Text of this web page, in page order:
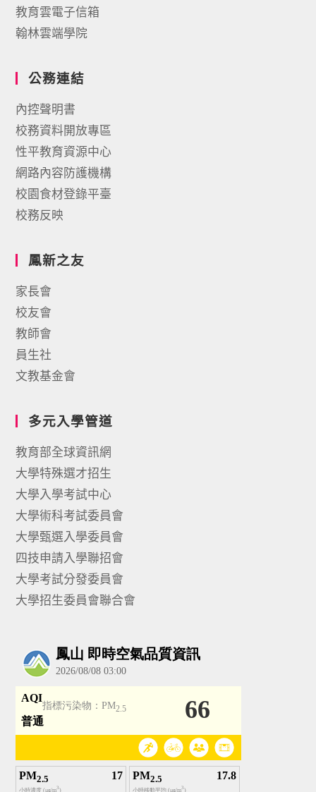
教育雲電子信箱
翰林雲端學院
公務連結
內控聲明書
校務資料開放專區
性平教育資源中心
網路內容防護機構
校園食材登錄平臺
校務反映
鳳新之友
家長會
校友會
教師會
員生社
文教基金會
多元入學管道
教育部全球資訊網
大學特殊選才招生
大學入學考試中心
大學術科考試委員會
大學甄選入學委員會
四技申請入學聯招會
大學考試分發委員會
大學招生委員會聯合會